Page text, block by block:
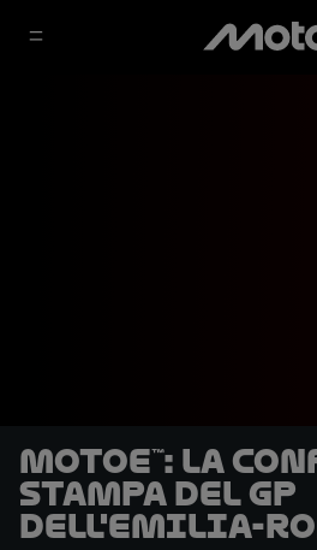
MotoE™: la
stampa del GP
dell'Emilia-